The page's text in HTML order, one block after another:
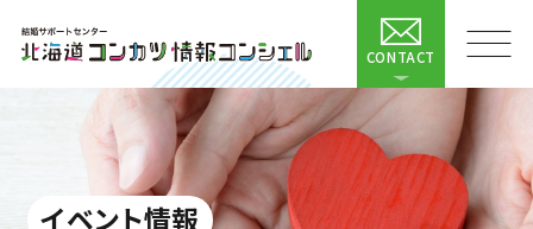
CONTACT
イベント情報